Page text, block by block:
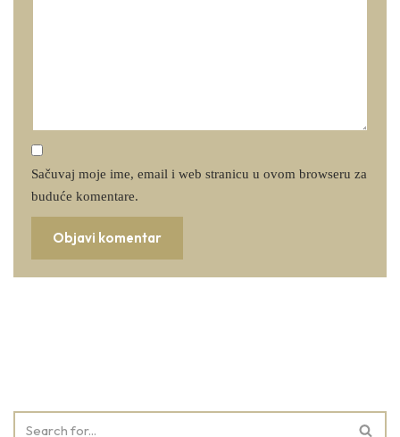
Sačuvaj moje ime, email i web stranicu u ovom browseru za
buduće komentare.